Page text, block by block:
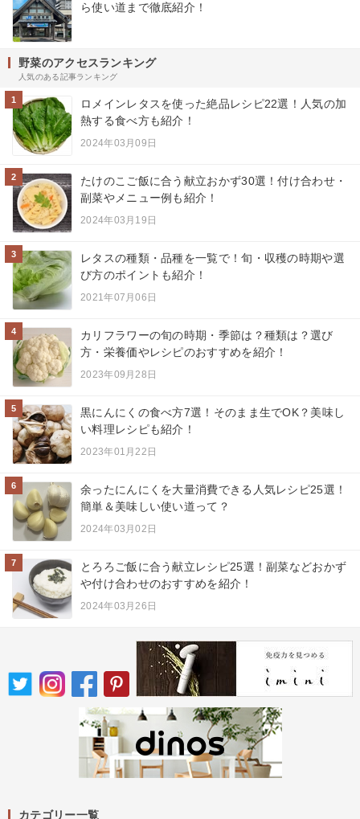
ら使い道まで徹底紹介！
野菜のアクセスランキング
人気のある記事ランキング
1
ロメインレタスを使った絶品レシピ22選！人気の加
熱する食べ方も紹介！
2024年03月09日
2
たけのこご飯に合う献立おかず30選！付け合わせ・
副菜やメニュー例も紹介！
2024年03月19日
3
レタスの種類・品種を一覧で！旬・収穫の時期や選
び方のポイントも紹介！
2021年07月06日
4
カリフラワーの旬の時期・季節は？種類は？選び
方・栄養価やレシピのおすすめを紹介！
2023年09月28日
5
黒にんにくの食べ方7選！そのまま生でOK？美味し
い料理レシピも紹介！
2023年01月22日
6
余ったにんにくを大量消費できる人気レシピ25選！
簡単＆美味しい使い道って？
2024年03月02日
7
とろろご飯に合う献立レシピ25選！副菜などおかず
や付け合わせのおすすめを紹介！
2024年03月26日
カテゴリー一覧